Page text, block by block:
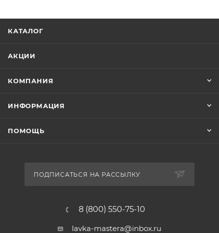
КАТАЛОГ
АКЦИИ
КОМПАНИЯ
ИНФОРМАЦИЯ
ПОМОЩЬ
ПОДПИСАТЬСЯ НА РАССЫЛКУ
8 (800) 550-75-10
lavka-mastera@inbox.ru